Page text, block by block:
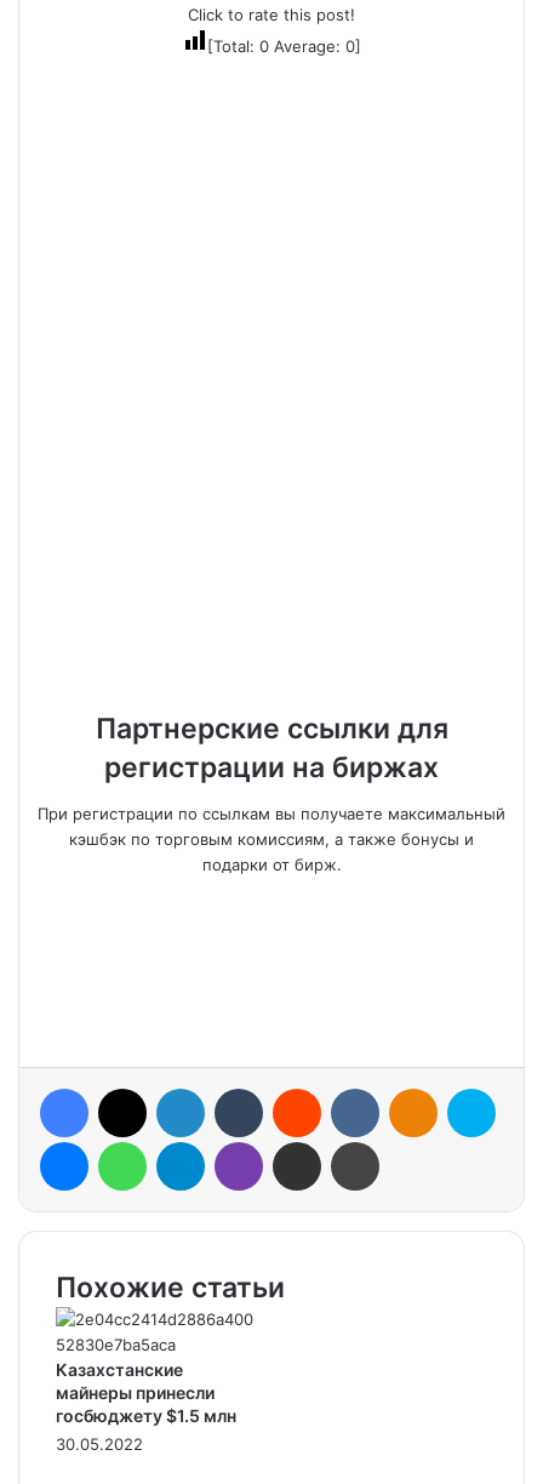
Click to rate this post!
[Total: 0Average: 0]
Партнерские ссылки для
регистрации на биржах
При регистрации по ссылкам вы получаете максимальный
кэшбэк по торговым комиссиям, а также бонусы и
подарки от бирж.
Похожие статьи
Казахстанские
майнеры принесли
госбюджету $1.5 млн
30.05.2022